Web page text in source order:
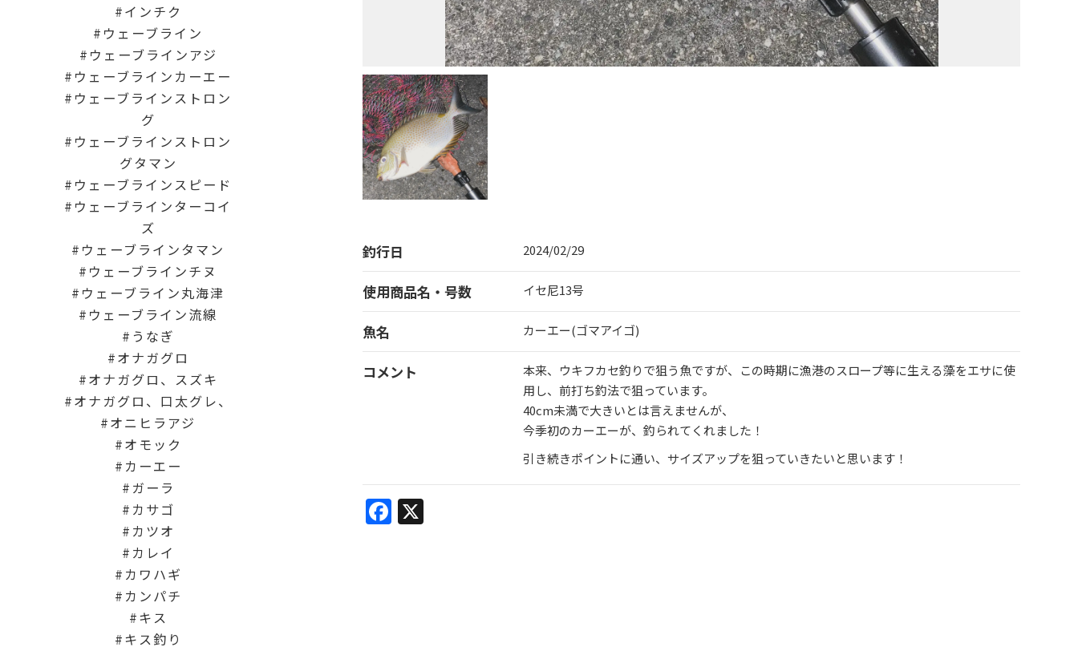
釣行日 2024/02/29
使用商品名・号数 イセ尼13号
魚名 カーエー(ゴマアイゴ)
コメント
本来、ウキフカセ釣りで狙う魚ですが、この時期に漁港のスロープ等に生える藻をエサに使
用し、前打ち釣法で狙っています。
40cm未満で大きいとは言えませんが、
今季初のカーエーが、釣られてくれました！
引き続きポイントに通い、サイズアップを狙っていきたいと思います！
Facebook
インチク
ウェーブライン
ウェーブラインアジ
ウェーブラインカーエー
ウェーブラインストロン
グ
ウェーブラインストロン
グタマン
ウェーブラインスピード
ウェーブラインターコイ
ズ
ウェーブラインタマン
ウェーブラインチヌ
ウェーブライン丸海津
ウェーブライン流線
うなぎ
オナガグロ
オナガグロ、スズキ
オナガグロ、口太グレ、
オニヒラアジ
オモック
カーエー
ガーラ
カサゴ
カツオ
カレイ
カワハギ
カンパチ
キス
キス釣り